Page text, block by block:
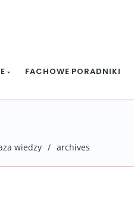
FACHOWE PORADNIKI
wiedzy / archives